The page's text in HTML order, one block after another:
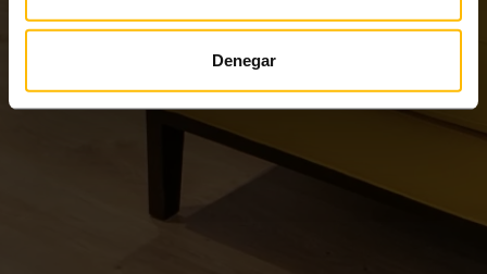
Denegar